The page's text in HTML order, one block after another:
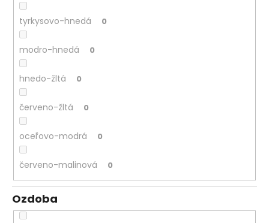
tyrkysovo-hnedá 0
modro-hnedá 0
hnedo-žltá 0
červeno-žltá 0
oceľovo-modrá 0
červeno-malinová 0
Ozdoba